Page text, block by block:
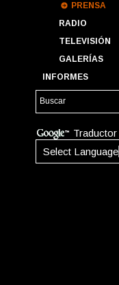
PRENSA
RADIO
TELEVISIÓN
GALERÍAS
INFORMES
Traductor
Select Language